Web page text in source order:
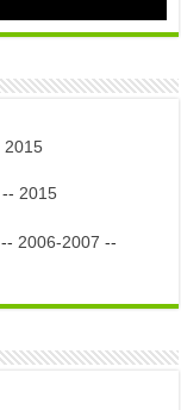
2015
-- 2015
-- 2006-2007 --